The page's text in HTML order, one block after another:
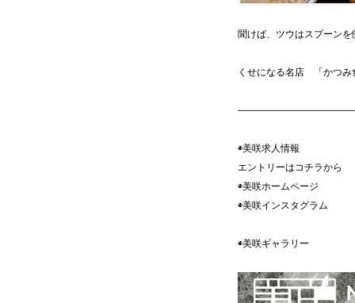
聞けば、ツウはスプーン
くせになる名店 「かつみ
◉美咲求人情報
エントリーはコチラ
◉美咲ホームペ
◉美咲インスタグ
◉美咲ギャラ